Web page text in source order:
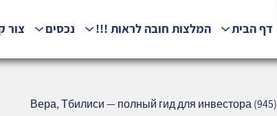
דף הבית המלצות חובה לראות !!! נכסים צור
Вера, Тбилиси — полный гид для инвестора (945)